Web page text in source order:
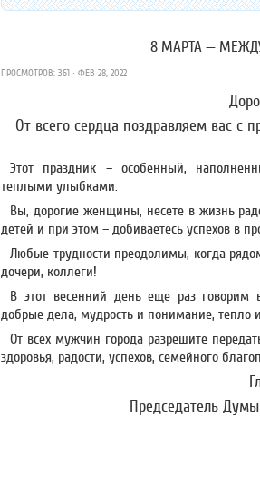
8 МАРТА —
ПРОСМОТРОВ: 361 · ФЕВ 28, 2022
От всего сердца поздравляем вас
Этот праздник – особенный,
теплыми улыбками.
Вы, дорогие женщины, несете в жизнь
детей и при этом – добиваетесь успехов в
Любые трудности преодолимы, когда
дочери, коллеги!
В этот весенний день еще раз говорим
добрые дела, мудрость и понимание, тепло
От всех мужчин города разрешите
здоровья, радости, успехов, семейного
Председатель